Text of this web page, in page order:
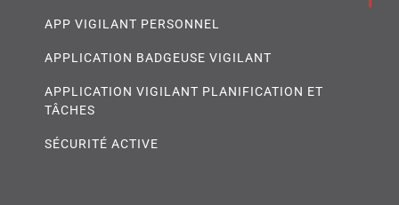
APP VIGILANT PERSONNEL
APPLICATION BADGEUSE VIGILANT
APPLICATION VIGILANT PLANIFICATION ET
TÂCHES
SÉCURITÉ ACTIVE